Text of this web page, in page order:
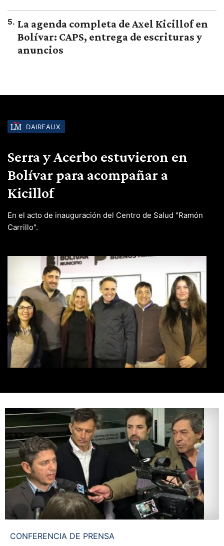
5. La agenda completa de Axel Kicillof en
Bolívar: CAPS, entrega de escrituras y
anuncios
DAIREAUX
Serra y Acerbo estuvieron en
Bolívar para acompañar a
Kicillof
En el acto de inauguración del Centro de Salud "Ramón
Carrillo".
CONFERENCIA DE PRENSA